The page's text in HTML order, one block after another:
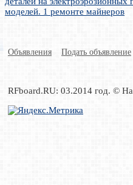
моделей. 1 ремонте майнеров
Объявления Подать объявление
RFboard.RU: 03.2014 год. ©